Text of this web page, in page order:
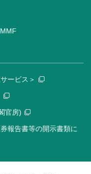
ービス＞
官房)
報告書等の開示書類に